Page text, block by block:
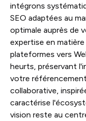
intégrons
SEO adaptées au
optimale auprès de
expertise en
plateformes vers
heurts, préservant
votre
collaborative,
caractérise
vision reste au